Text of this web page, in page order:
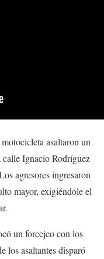
asaltaron un
calle Ignacio Rodríguez
agresores ingresaron
mayor, exigiéndole el
un forcejeo con los
los asaltantes disparó